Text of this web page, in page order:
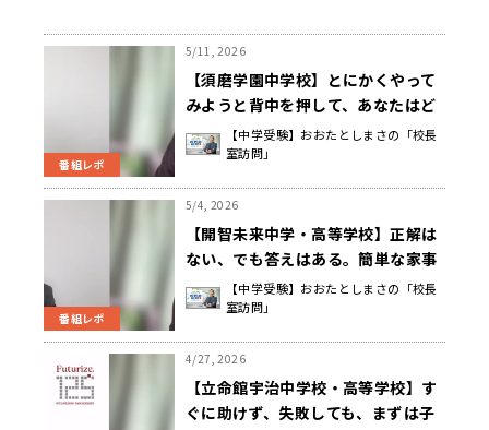
番組レポ
5/11, 2026
【須磨学園中学校】とにかくやって
みようと背中を押して、あなたはど
う思う？と問うことで考えるきっか
けをつくる 西 泰子 校長先生
【中学受験】おおたとしまさの「校長
室訪問」
番組レポ
5/4, 2026
【開智未来中学・高等学校】正解は
ない、でも答えはある。簡単な家事
でも毎日実行することで、人のため
に役立つ自負が芽生える 藤井 剛 校
【中学受験】おおたとしまさの「校長
室訪問」
4/27, 2026
【立命館宇治中学校・高等学校】す
ぐに助けず、失敗しても、まずは子